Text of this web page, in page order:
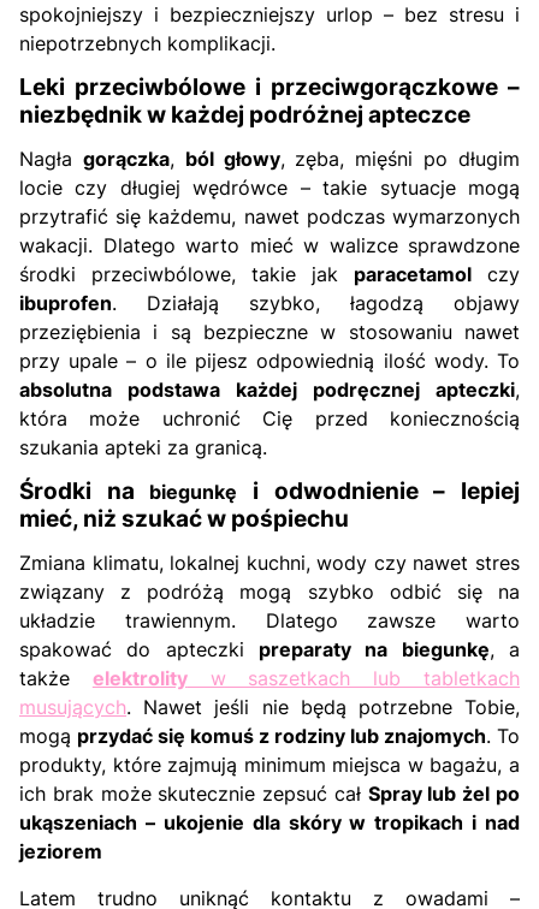
spokojniejszy i bezpieczniejszy urlop – bez stresu i
niepotrzebnych komplikacji.
Leki przeciwbólowe i przeciwgorączkowe –
niezbędnik w każdej podróżnej apteczce
Nagła gorączka, ból głowy, zęba, mięśni po długim
locie czy długiej wędrówce – takie sytuacje mogą
przytrafić się każdemu, nawet podczas wymarzonych
wakacji. Dlatego warto mieć w walizce sprawdzone
środki przeciwbólowe, takie jak paracetamol czy
ibuprofen. Działają szybko, łagodzą objawy
przeziębienia i są bezpieczne w stosowaniu nawet
przy upale – o ile pijesz odpowiednią ilość wody. To
absolutna podstawa każdej podręcznej apteczki,
która może uchronić Cię przed koniecznością
szukania apteki za granicą.
Środki na biegunkę
i odwodnienie – lepiej
mieć, niż szukać w pośpiechu
Zmiana klimatu, lokalnej kuchni, wody czy nawet stres
związany z podróżą mogą szybko odbić się na
układzie trawiennym. Dlatego zawsze warto
spakować do apteczki preparaty na biegunkę, a
także elektrolityw saszetkach lub tabletkach
musujących. Nawet jeśli nie będą potrzebne Tobie,
mogą przydać się komuś z rodziny lub znajomych. To
produkty, które zajmują minimum miejsca w bagażu, a
ich brak może skutecznie zepsuć cał Spray lub żel po
ukąszeniach – ukojenie dla skóry w tropikach i nad
jeziorem
Latem trudno uniknąć kontaktu z owadami –